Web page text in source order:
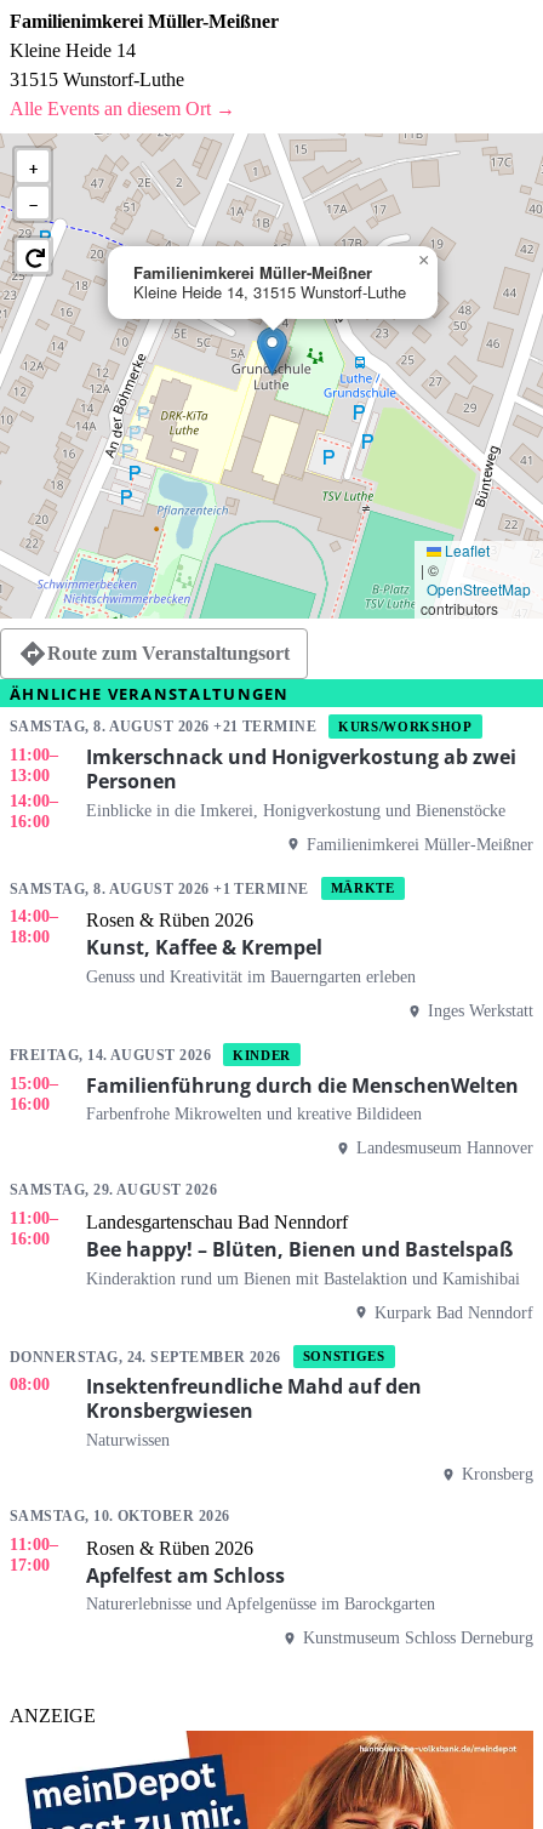
Familienimkerei Müller-Meißner
Kleine Heide 14
31515 Wunstorf-Luthe
Alle Events an diesem Ort →
Familienimkerei Müller-Meißner
Kleine Heide 14, 31515 Wunstorf-Luthe
×
+
−
Leaflet
| ©
OpenStreetMap
contributors
Route zum Veranstaltungsort
ÄHNLICHE VERANSTALTUNGEN
SAMSTAG, 8. AUGUST 2026 +21 TERMINE KURS/WORKSHOP
11:00–
13:00
14:00–
16:00
Imkerschnack und Honigverkostung ab zwei
Personen
Einblicke in die Imkerei, Honigverkostung und Bienenstöcke
Familienimkerei Müller-Meißner
SAMSTAG, 8. AUGUST 2026 +1 TERMINE MÄRKTE
14:00–
18:00
Rosen & Rüben 2026
Kunst, Kaffee & Krempel
Genuss und Kreativität im Bauerngarten erleben
Inges Werkstatt
FREITAG, 14. AUGUST 2026 KINDER
15:00–
16:00
Familienführung durch die MenschenWelten
Farbenfrohe Mikrowelten und kreative Bildideen
Landesmuseum Hannover
SAMSTAG, 29. AUGUST 2026
11:00–
16:00
Landesgartenschau Bad Nenndorf
Bee happy! – Blüten, Bienen und Bastelspaß
Kinderaktion rund um Bienen mit Bastelaktion und Kamishibai
Kurpark Bad Nenndorf
DONNERSTAG, 24. SEPTEMBER 2026 SONSTIGES
08:00
Insektenfreundliche Mahd auf den
Kronsbergwiesen
Naturwissen
Kronsberg
SAMSTAG, 10. OKTOBER 2026
11:00–
17:00
Rosen & Rüben 2026
Apfelfest am Schloss
Naturerlebnisse und Apfelgenüsse im Barockgarten
Kunstmuseum Schloss Derneburg
ANZEIGE